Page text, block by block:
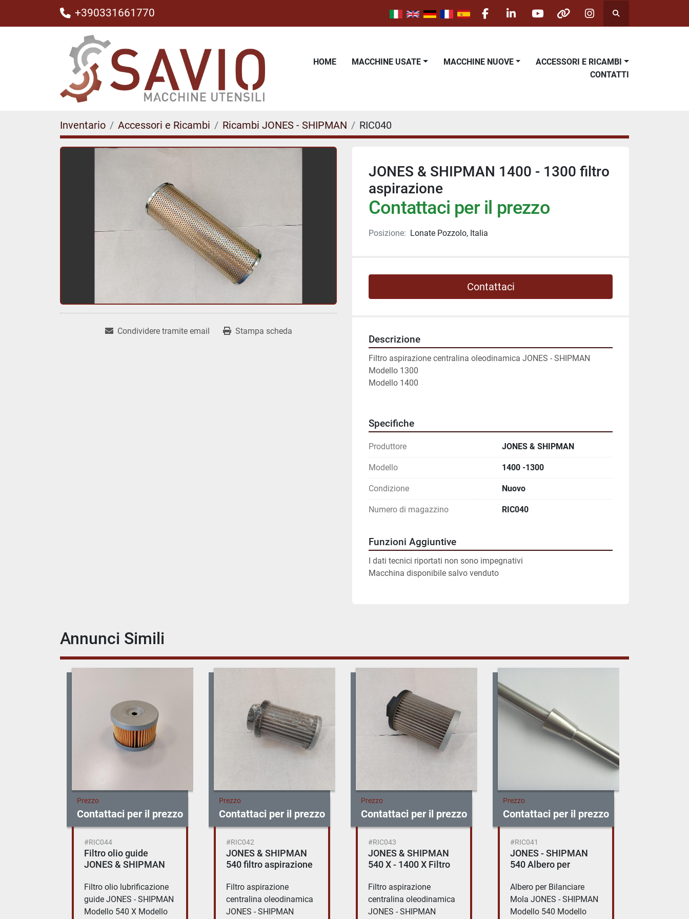
+390331661770
facebooklinkedinyoutubeotherinstagram
Cerca
HOME MACCHINE USATE MACCHINE NUOVE
ACCESSORI E RICAMBI
CONTATTI
Inventario Accessori e Ricambi Ricambi JONES - SHIPMAN RIC040
Condividere tramite email Stampa scheda
JONES & SHIPMAN 1400 - 1300 filtro
aspirazione
Contattaci per il prezzo
Posizione: Lonate Pozzolo, Italia
Contattaci
Descrizione
Filtro aspirazione centralina oleodinamica JONES - SHIPMAN
Modello 1300
Modello 1400
Specifiche
Produttore JONES & SHIPMAN
Modello 1400 -1300
Condizione Nuovo
Numero di magazzino RIC040
Funzioni Aggiuntive
I dati tecnici riportati non sono impegnativi
Macchina disponibile salvo venduto
Annunci Simili
Prezzo
Contattaci per il prezzo
#RIC042
JONES & SHIPMAN
540 filtro aspirazione
Filtro aspirazione
centralina oleodinamica
JONES - SHIPMAN
Prezzo
Contattaci per il prezzo
#RIC043
JONES & SHIPMAN
540 X - 1400 X Filtro
Filtro aspirazione
centralina oleodinamica
JONES - SHIPMAN
Prezzo
Contattaci per il prezzo
#RIC041
JONES - SHIPMAN
540 Albero per
Albero per Bilanciare
Mola JONES - SHIPMAN
Modello 540 Modello
Prezzo
Contattaci per il prezzo
#RIC044
Filtro olio guide
JONES & SHIPMAN
Filtro olio lubrificazione
guide JONES - SHIPMAN
Modello 540 X Modello